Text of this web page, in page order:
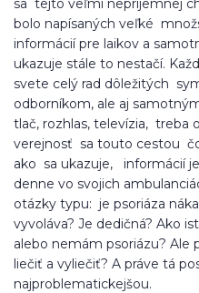
sa tejto veľmi nepríjemnej
bolo napísaných veľké
informácií pre laikov a
ukazuje stále to nestačí.
svete celý rad dôležitých
odborníkom, ale aj
tlač, rozhlas, televízia, treba
verejnosť sa touto cestou
ako sa ukazuje, informácií
denne vo svojich
otázky typu: je psoriáza
vyvoláva? Je dedičná? Ako
alebo nemám psoriázu? Ale
liečiť a vyliečiť? A práve tá
najproblematickejšou.